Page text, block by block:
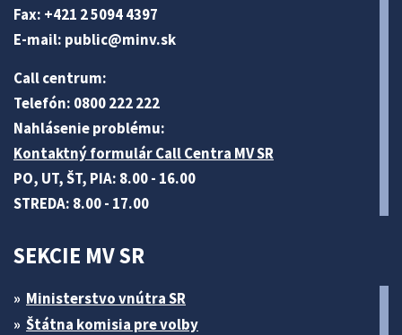
Fax: +421 2 5094 4397
E-mail: public@minv.sk
Call centrum:
Telefón: 0800 222 222
Nahlásenie problému:
Kontaktný formulár Call Centra MV SR
PO, UT, ŠT, PIA: 8.00 - 16.00
STREDA: 8.00 - 17.00
SEKCIE MV SR
Ministerstvo vnútra SR
Štátna komisia pre volby